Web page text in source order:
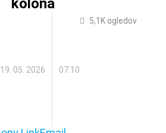
kolona
19. 05. 2026 07:10
5,1K ogledov